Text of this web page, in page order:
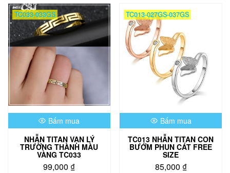
nhiều
biến
thể.
Các
tùy
chọn
có
thể
được
chọn
trên
trang
sản
phẩm
TC033-033GS
Bấm mua
NHẪN TITAN VẠN LÝ
TRƯỜNG THÀNH MÀU
VÀNG TC033
99,000 ₫
TC013-027GS-037GS
Bấm mua
TC013 NHẪN TITAN CON
BƯỚM PHUN CÁT FREE
SIZE
85,000 ₫